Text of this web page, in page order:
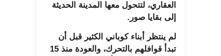
العقاري، لتتحول معها المدينة الحديثة
إلى بقايا صور.
لم ينتظر أبناء كوباني الكثير قبل أن
تبدأ قوافلهم بالتحرك، والعودة منذ 15